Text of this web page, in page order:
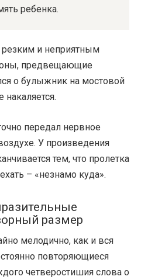
ребенка.
резким и неприятным
предвещающие
о булыжник на мостовой
передал нервное
У произведения
тем, что пролетка
– «незнамо куда».
размер
мелодично, как и вся
повторяющиеся
четверостишия слова о